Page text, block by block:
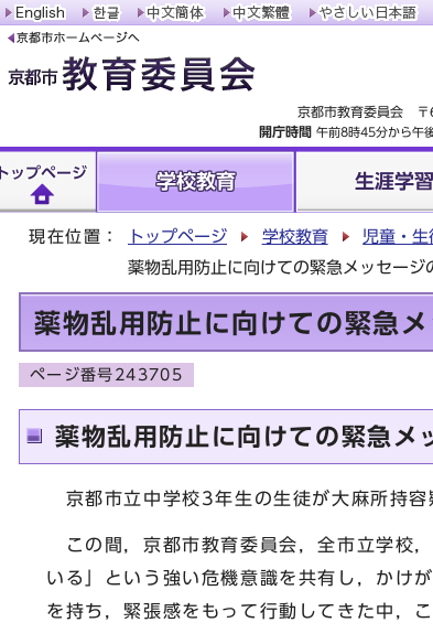
京都市教育委員会
開庁時間 午前8時45分から午
トップページ 学校教育 生涯学習
現在位置： トップページ 学校教育 児童・
薬物乱用防止に向けての緊急メッセージ
薬物乱用防止に向けての緊急
ページ番号243705
薬物乱用防止に向けての緊急メ
京都市立中学校3年生の生徒が大麻所持容
この間，京都市教育委員会，全市立学校
いる」という強い危機意識を共有し，かけ
を持ち，緊張感をもって行動してきた中，